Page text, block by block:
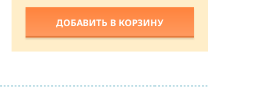
ДОБАВИТЬ В КОРЗИНУ